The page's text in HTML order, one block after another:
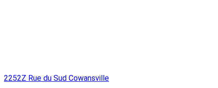
2252Z Rue du Sud Cowansville